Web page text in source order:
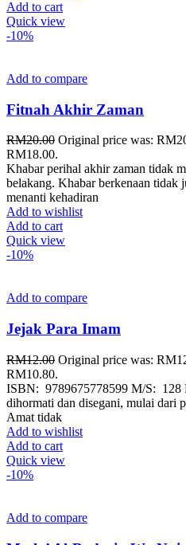
Add to cart
Quick view
-10%
Add to compare
Fitnah Akhir Zaman
RM20.00 Original price was:
RM18.00.
Khabar perihal akhir zaman tidak
belakang. Khabar berkenaan tidak
menanti kehadiran
Add to wishlist
Add to cart
Quick view
-10%
Add to compare
Jejak Para Imam
RM12.00 Original price was:
RM10.80.
ISBN: 9789675778599 M/S: 128
dihormati dan disegani, mulai dari
Amat tidak
Add to wishlist
Add to cart
Quick view
-10%
Add to compare